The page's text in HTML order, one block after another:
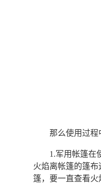
那么使用过程
1.军用帐篷在
火焰离帐篷的篷
篷，要一直查看